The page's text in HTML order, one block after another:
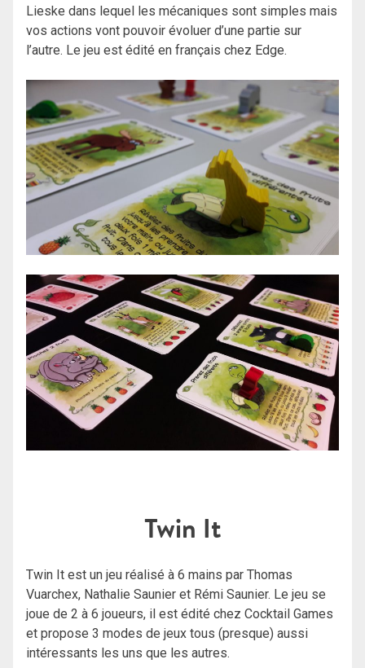
Lieske dans lequel les mécaniques sont simples mais
vos actions vont pouvoir évoluer d’une partie sur
l’autre. Le jeu est édité en français chez Edge.
Twin It
Twin It est un jeu réalisé à 6 mains par Thomas
Vuarchex, Nathalie Saunier et Rémi Saunier. Le jeu se
joue de 2 à 6 joueurs, il est édité chez Cocktail Games
et propose 3 modes de jeux tous (presque) aussi
intéressants les uns que les autres.